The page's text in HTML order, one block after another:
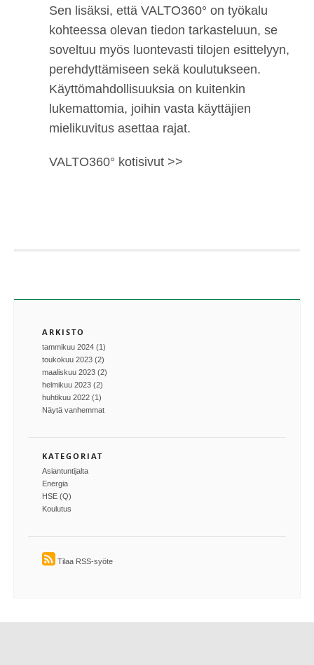
Sen lisäksi, että VALTO360° on työkalu
kohteessa olevan tiedon tarkasteluun, se
soveltuu myös luontevasti tilojen esittelyyn,
perehdyttämiseen sekä koulutukseen.
Käyttömahdollisuuksia on kuitenkin
lukemattomia, joihin vasta käyttäjien
mielikuvitus asettaa rajat.
VALTO360° kotisivut >>
ARKISTO
tammikuu 2024 (1)
toukokuu 2023 (2)
maaliskuu 2023 (2)
helmikuu 2023 (2)
huhtikuu 2022 (1)
Näytä vanhemmat
KATEGORIAT
Asiantuntijalta
Energia
HSE (Q)
Koulutus
Tilaa RSS-syöte